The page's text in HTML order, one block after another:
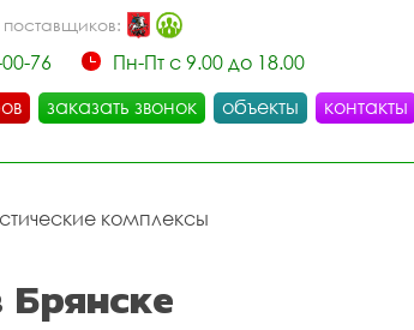
76
Пн-Пт с 9.00 до 18.00
заказать звонок объекты контакты
комплексы